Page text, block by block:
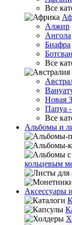
Все
Алжир
Ангола
Биафра
Все
Новая
Папуа
Все
Альбомы и
кольцевым
Аксессуары